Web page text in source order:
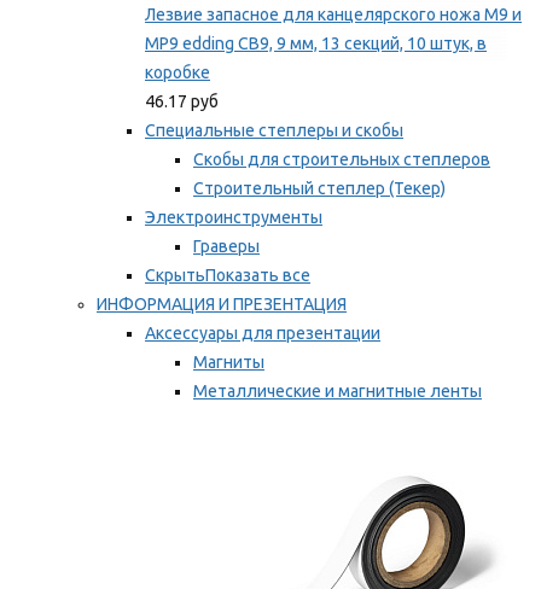
Лезвие запасное для канцелярского ножа M9 и
MP9 edding CB9, 9 мм, 13 секций, 10 штук, в
коробке
46.17 руб
Специальные степлеры и скобы
Скобы для строительных степлеров
Строительный степлер (Текер)
Электроинструменты
Граверы
СкрытьПоказать все
ИНФОРМАЦИЯ И ПРЕЗЕНТАЦИЯ
Аксессуары для презентации
Магниты
Металлические и магнитные ленты